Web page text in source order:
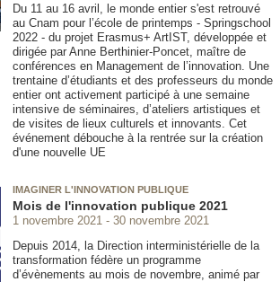
Du 11 au 16 avril, le monde entier s'est retrouvé
au Cnam pour l’école de printemps - Springschool
2022 - du projet Erasmus+ ArtIST, développée et
dirigée par Anne Berthinier-Poncet, maître de
conférences en Management de l’innovation. Une
trentaine d’étudiants et des professeurs du monde
entier ont activement participé à une semaine
intensive de séminaires, d’ateliers artistiques et
de visites de lieux culturels et innovants. Cet
événement débouche à la rentrée sur la création
d'une nouvelle UE
IMAGINER L'INNOVATION PUBLIQUE
Mois de l'innovation publique 2021
1 novembre 2021
30 novembre 2021
Depuis 2014, la Direction interministérielle de la
transformation fédère un programme
d’évènements au mois de novembre, animé par